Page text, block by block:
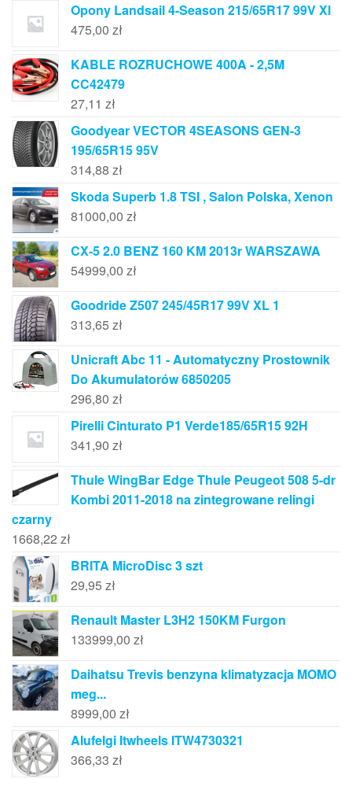
Opony Landsail 4-Season 215/65R17 99V Xl
475,00 zł
KABLE ROZRUCHOWE 400A - 2,5M
CC42479
27,11 zł
Goodyear VECTOR 4SEASONS GEN-3
195/65R15 95V
314,88 zł
Skoda Superb 1.8 TSI , Salon Polska, Xenon
81000,00 zł
CX-5 2.0 BENZ 160 KM 2013r WARSZAWA
54999,00 zł
Goodride Z507 245/45R17 99V XL 1
313,65 zł
Unicraft Abc 11 - Automatyczny Prostownik
Do Akumulatorów 6850205
296,80 zł
Pirelli Cinturato P1 Verde185/65R15 92H
341,90 zł
Thule WingBar Edge Thule Peugeot 508 5-dr
Kombi 2011-2018 na zintegrowane relingi
czarny
1668,22 zł
BRITA MicroDisc 3 szt
29,95 zł
Renault Master L3H2 150KM Furgon
133999,00 zł
Daihatsu Trevis benzyna klimatyzacja MOMO
meg...
8999,00 zł
Alufelgi Itwheels ITW4730321
366,33 zł